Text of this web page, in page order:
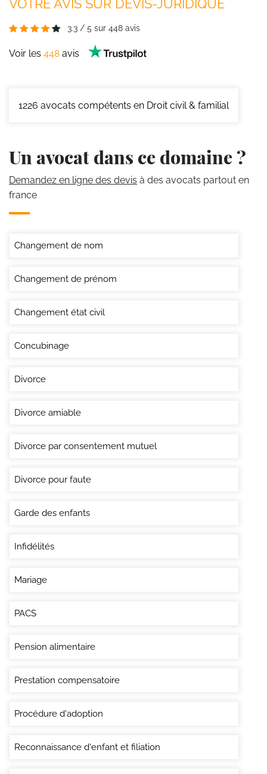
VOTRE AVIS SUR DEVIS-JURIDIQUE
3.3 / 5 sur 448 avis
Voir les 448 avis
1226 avocats compétents en Droit civil & familial
Un avocat dans ce domaine ?
Demandez en ligne des devis à des avocats partout en
france
Changement de nom
Changement de prénom
Changement état civil
Concubinage
Divorce
Divorce amiable
Divorce par consentement mutuel
Divorce pour faute
Garde des enfants
Infidélités
Mariage
PACS
Pension alimentaire
Prestation compensatoire
Procédure d'adoption
Reconnaissance d'enfant et filiation